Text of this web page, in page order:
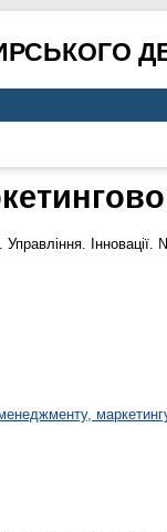
Управління.